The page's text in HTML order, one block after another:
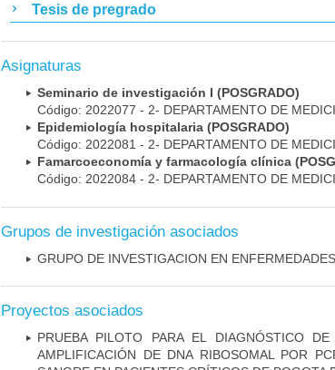
Tesis de pregrado
Asignaturas
Seminario de investigación I (POSGRADO)
Código: 2022077 - 2- DEPARTAMENTO DE
Epidemiología hospitalaria (POSGRADO)
Código: 2022081 - 2- DEPARTAMENTO DE
Famarcoeconomía y farmacología clínica
Código: 2022084 - 2- DEPARTAMENTO DE
Grupos de investigación asociados
GRUPO DE INVESTIGACION EN
Proyectos asociados
PRUEBA PILOTO PARA EL DIAGNÓSTICO DE
AMPLIFICACIÓN DE DNA RIBOSOMAL POR